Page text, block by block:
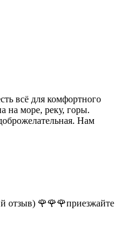
всё для комфортного
на море, реку, горы.
Нам
отзыв) 🌹🌹🌹приезжайте